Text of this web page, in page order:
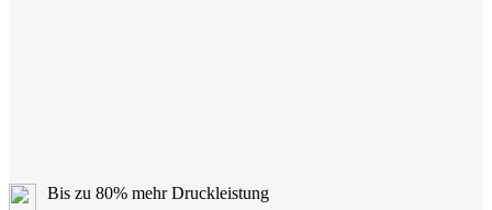
Bis zu 80% mehr Druckleistung